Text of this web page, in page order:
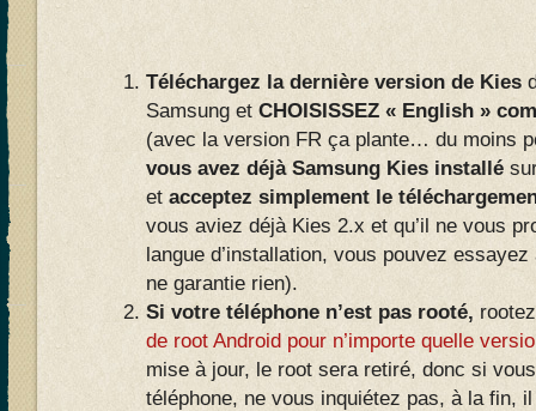
Téléchargez la dernière version de Kies
Samsung et CHOISISSEZ « English »
(avec la version FR ça plante… du moins
vous avez déjà Samsung Kies installé
et acceptez simplement le
vous aviez déjà Kies 2.x et qu’il ne vous
langue d’installation, vous pouvez
ne garantie rien).
Si votre téléphone n’est pas rooté,
de root Android pour n’importe quelle
mise à jour, le root sera retiré, donc si
téléphone, ne vous inquiétez pas, à la fin,